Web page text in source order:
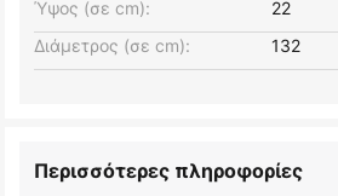
Ύψος (σε cm):
22
Διάμετρος (σε cm):
132
Περισσότερες πληροφορίες